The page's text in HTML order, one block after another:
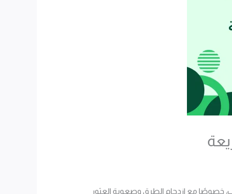
خصوصًا مع ازدحام الطرق وصعوبة العثور